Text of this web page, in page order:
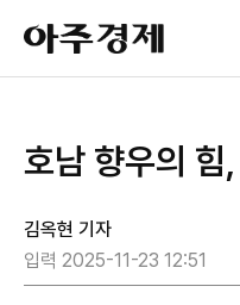
아
주
경
호남 향우의 힘
김옥현 기자
입력 2025-11-23 12:51